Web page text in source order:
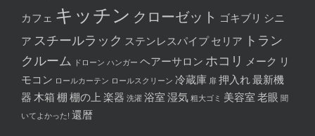
カフェ キッチン クローゼット ゴキブリ シニ
ア スチールラック ステンレスパイプセリア トラン
クルーム ドローン ハンガー ヘアーサロン ホコリ メーク リ
モコン ロールカーテン ロールスクリーン 冷蔵庫 扉 押入れ最新機
器 木箱棚棚の上 楽器 洗濯 浴室湿気 粗大ゴミ 美容室老眼 聞
いてよかった! 還暦